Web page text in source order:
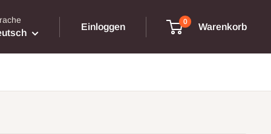
Einloggen
0
Warenkorb